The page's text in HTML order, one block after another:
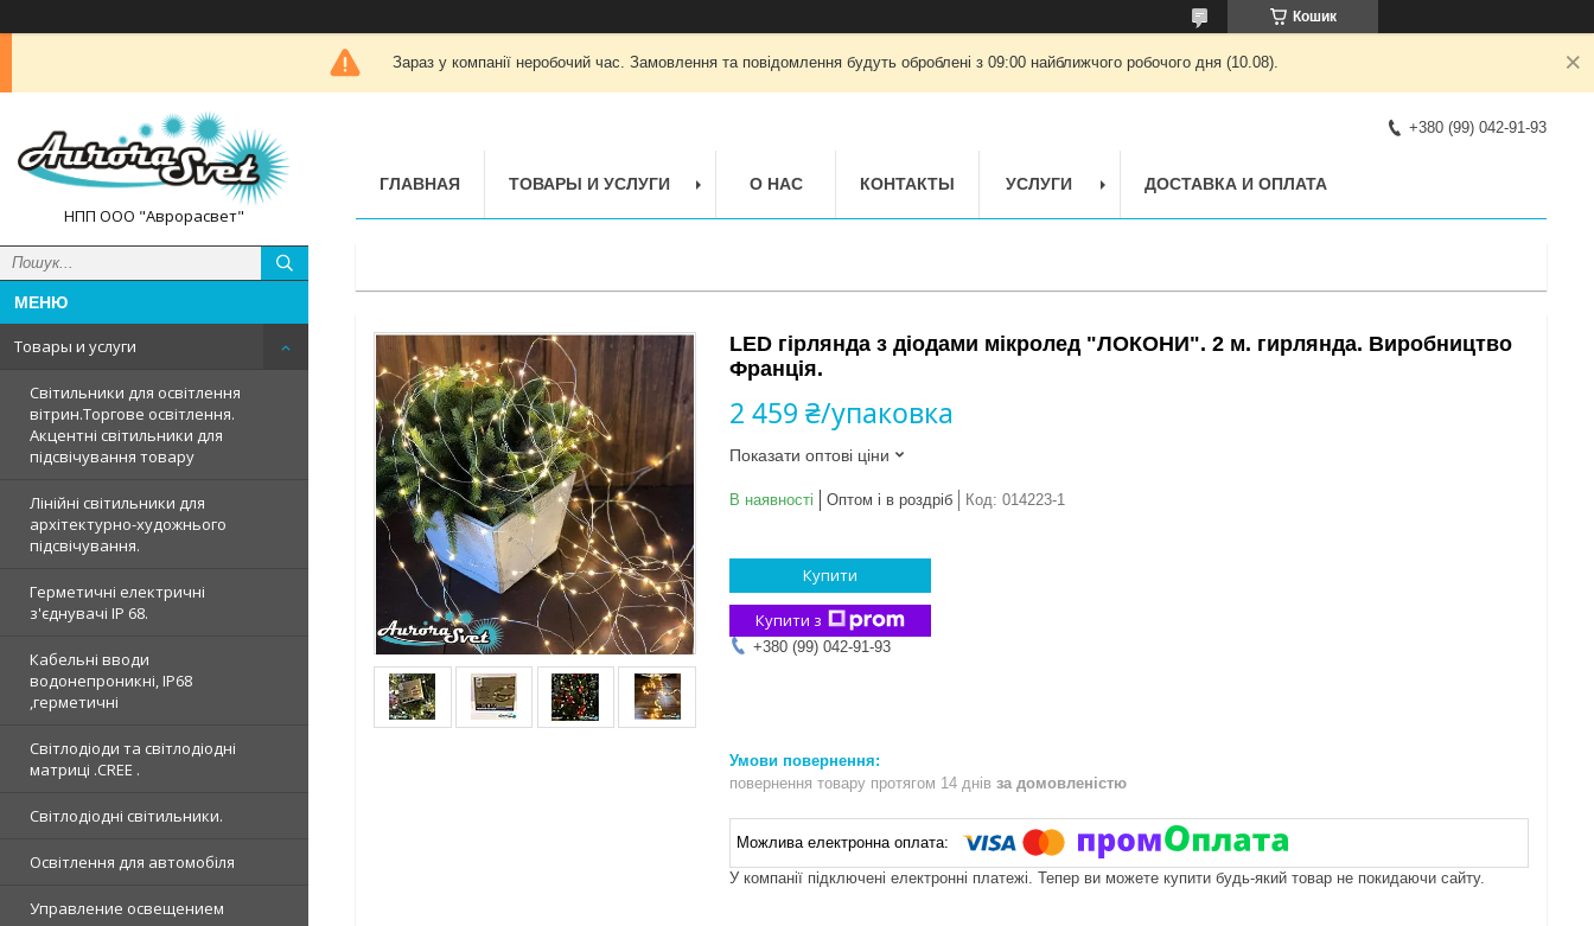
Кошик
Зараз у компанії неробочий час. Замовлення та повідомлення будуть оброблені з 09:00 найближчого робочого дня (10.08).
НПП ООО "Аврорасвет"
Товары и услуги
Світильники для освітлення
вітрин.Торгове освітлення.
Акцентні світильники для
підсвічування товару
Лінійні світильники для
архітектурно-художнього
підсвічування.
Герметичні електричні
з'єднувачі IP 68.
Кабельні вводи
водонепроникні, IP68
,герметичні
Світлодіоди та світлодіодні
матриці .CREE .
Світлодіодні світильники.
Освітлення для автомобіля
Управление освещением
+380 (99) 042-91-93
ГЛАВНАЯ ТОВАРЫ И УСЛУГИ О НАС КОНТАКТЫ УСЛУГИ ДОСТАВКА И ОПЛАТА
LED гірлянда з діодами мікролед "ЛОКОНИ". 2 м. гирлянда. Виробництво
Франція.
2 459 ₴/упаковка
Показати оптові ціни
В наявності Оптом і в роздріб Код: 014223-1
Купити
Купити з
+380 (99) 042-91-93
повернення товару протягом 14 днів за домовленістю
У компанії підключені електронні платежі. Тепер ви можете купити будь-який товар не покидаючи сайту.